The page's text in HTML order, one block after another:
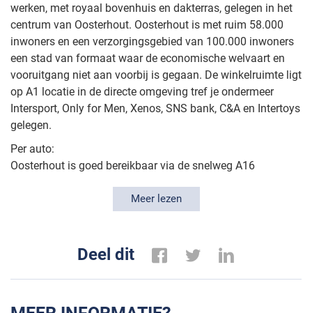
werken, met royaal bovenhuis en dakterras, gelegen in het
centrum van Oosterhout. Oosterhout is met ruim 58.000
inwoners en een verzorgingsgebied van 100.000 inwoners
een stad van formaat waar de economische welvaart en
vooruitgang niet aan voorbij is gegaan. De winkelruimte ligt
op A1 locatie in de directe omgeving tref je ondermeer
Intersport, Only for Men, Xenos, SNS bank, C&A en Intertoys
gelegen.
Per auto:
Oosterhout is goed bereikbaar via de snelweg A16
Utrecht) en de A59 (Oosterhout - Waalwijk - 's-
Hertogenbosch). De winkelruimte (voorzijde) is in het
Per openbaar vervoer:
Meer lezen
Deel dit